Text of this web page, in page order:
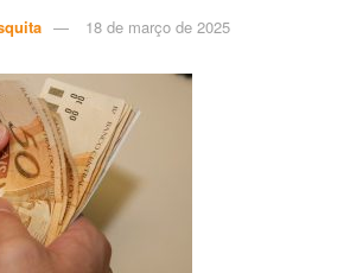
18 de março de 2025